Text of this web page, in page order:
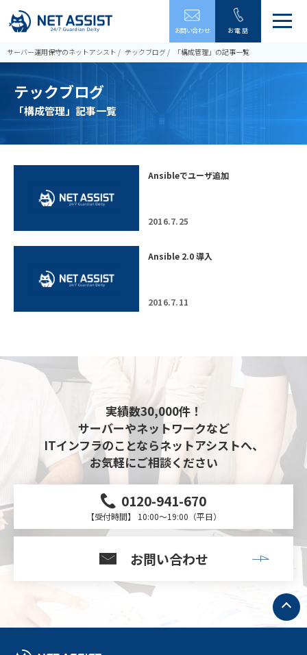
お問い合わせ お電話
メ
ー
サーバー運用保守のネットアシスト テックブログ 「構成管理」の記事一覧
テックブログ
「構成管理」記事一覧
Ansibleでユーザ追加
2016.7.25
Ansible 2.0 導入
2016.7.11
実績数30,000件！
サーバーやネットワークなど
ITインフラのことならネットアシストへ、
お気軽にご相談ください
0120-941-670
【受付時間】 10:00～19:00（平日）
お問い合わせ
ト
ッ
プ
へ